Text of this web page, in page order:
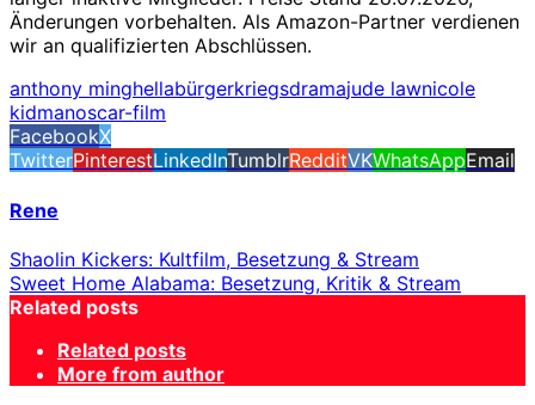
Änderungen vorbehalten. Als Amazon-Partner verdienen
wir an qualifizierten Abschlüssen.
anthony minghellabürgerkriegsdramajude lawnicole
kidmanoscar-film
FacebookX
TwitterPinterestLinkedInTumblrRedditVKWhatsAppEmail
Rene
Shaolin Kickers: Kultfilm, Besetzung & Stream
Sweet Home Alabama: Besetzung, Kritik & Stream
Related posts
Related posts
More from author